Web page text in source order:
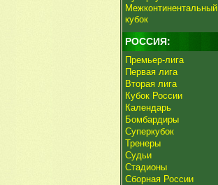
Межконтинентальный
кубок
РОССИЯ:
Премьер-лига
Первая лига
Вторая лига
Кубок России
Календарь
Бомбардиры
Суперкубок
Тренеры
Судьи
Стадионы
Сборная России